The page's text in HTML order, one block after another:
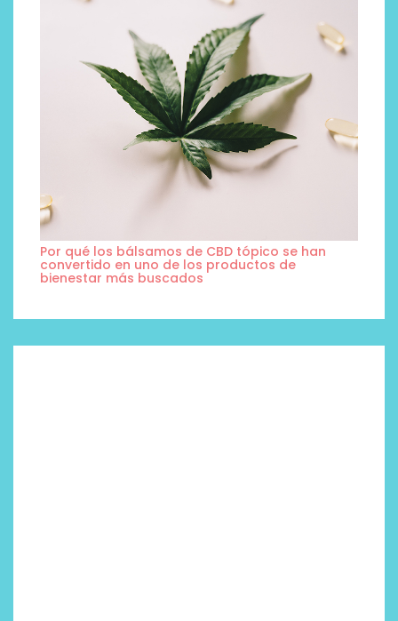
Por qué los bálsamos de CBD tópico se han
convertido en uno de los productos de
bienestar más buscados